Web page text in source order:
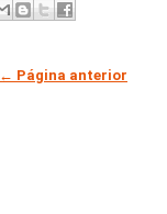
← Página anterior